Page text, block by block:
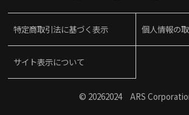
特定商取引法に基づく表示 個人情報の
サイト表示について
© 20262024 ARS